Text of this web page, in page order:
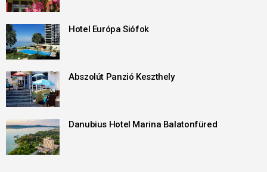
Hotel Európa Siófok
Abszolút Panzió Keszthely
Danubius Hotel Marina Balatonfüred